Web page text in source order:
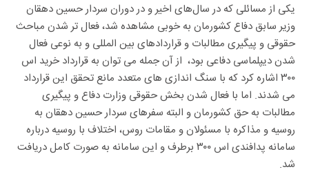
یکی از مسائلی که در سال‌های اخیر و در دوران سردار حسین دهقان
وزیر سابق دفاع کشورمان به خوبی مشاهده شد، فعال تر شدن مباحث
حقوقی و پیگیری مطالبات و قراردادهای بین المللی و به نوعی فعال
شدن دیپلماسی دفاعی بود، از آن جمله می توان به قرارداد خرید اس
۳۰۰ اشاره کرد که با سنگ اندازی های متعدد مانع تحقق این قرارداد
می شدند. اما با فعال شدن بخش حقوقی وزارت دفاع و پیگیری
مطالبات به حق کشورمان و البته سفرهای سردار حسین دهقان به
روسیه و مذاکره با مسئولان و مقامات روس، اختلاف با روسیه درباره
سامانه پدافندی اس ۳۰۰ برطرف و این سامانه به صورت کامل دریافت
شد.